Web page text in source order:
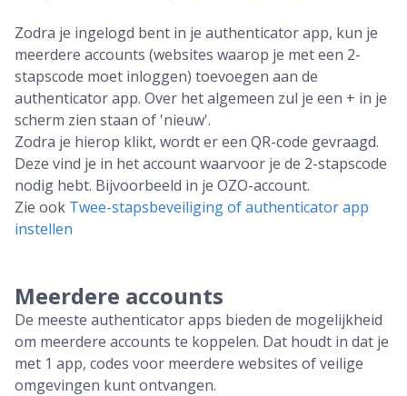
Zodra je ingelogd bent in je authenticator app, kun je
meerdere accounts (websites waarop je met een 2-
stapscode moet inloggen) toevoegen aan de
authenticator app. Over het algemeen zul je een + in je
scherm zien staan of 'nieuw'.
Zodra je hierop klikt, wordt er een QR-code gevraagd.
Deze vind je in het account waarvoor je de 2-stapscode
nodig hebt. Bijvoorbeeld in je OZO-account.
Zie ook Twee-stapsbeveiliging of authenticator app
instellen
Meerdere accounts
De meeste authenticator apps bieden de mogelijkheid
om meerdere accounts te koppelen. Dat houdt in dat je
met 1 app, codes voor meerdere websites of veilige
omgevingen kunt ontvangen.